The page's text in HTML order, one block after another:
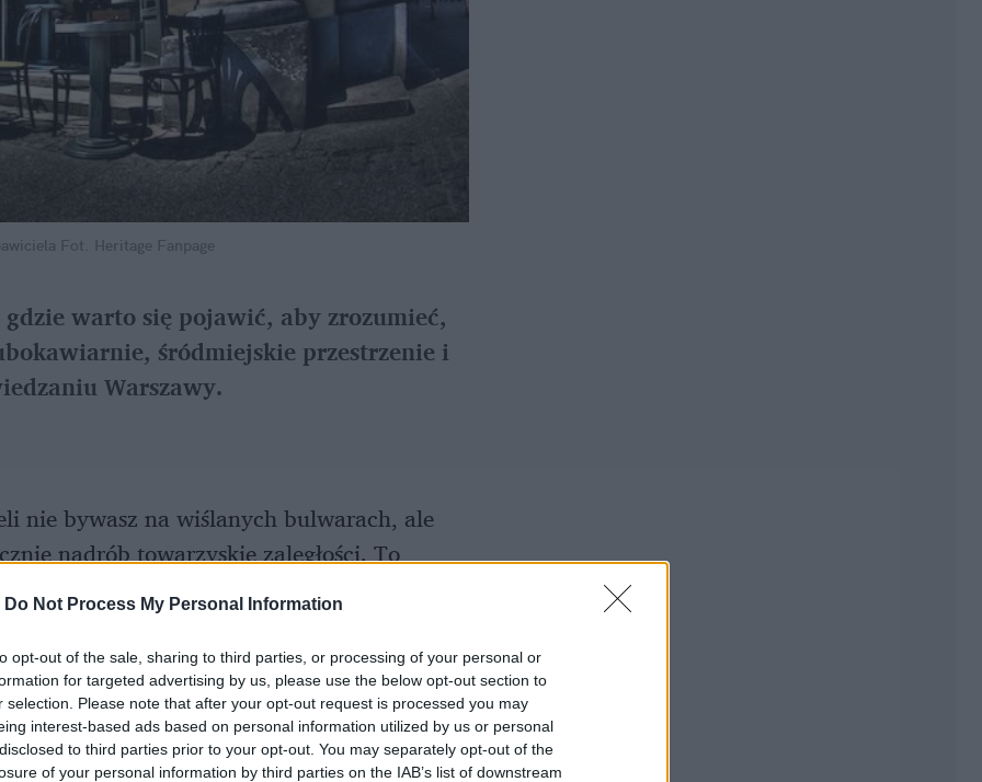
Do Not Process My Personal Information
opt-out of the sale, sharing to third parties, or processing of your personal or
for targeted advertising by us, please use the below opt-out section to
selection. Please note that after your opt-out request is processed you may
interest-based ads based on personal information utilized by us or personal
to third parties prior to your opt-out. You may separately opt-out of the
of your personal information by third parties on the IAB’s list of downstream
Fot. Heritage Fanpage
warto się pojawić, aby zrozumieć,
śródmiejskie przestrzenie i
Warszawy.
nie bywasz na wiślanych bulwarach, ale
nadrób towarzyskie zaległości. To
dobre. W ciągu dnia można nad Wisłą
Centrum Olimpijskiego)